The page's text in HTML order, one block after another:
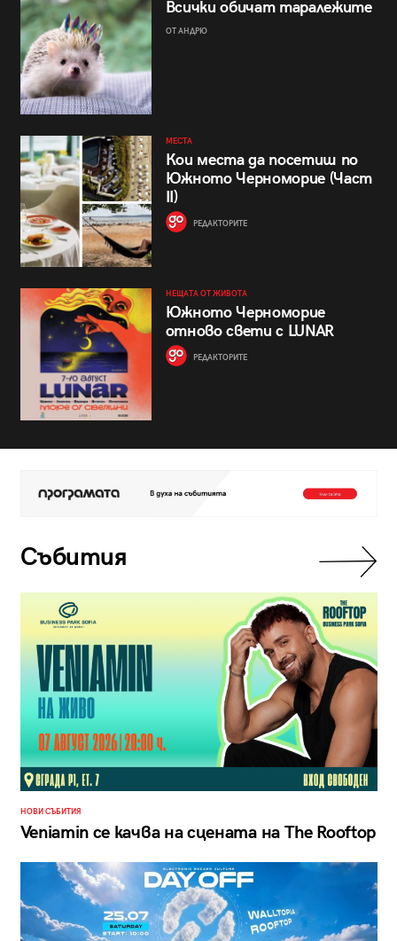
Всички обичат таралежите
ОТ АНДРЮ
МЕСТА
Кои места да посетиш по
Южното Черноморие (Част
II)
РЕДАКТОРИТЕ
НЕЩАТА ОТ ЖИВОТА
Южното Черноморие
отново свети с LUNAR
РЕДАКТОРИТЕ
Събития
НОВИ СЪБИТИЯ
Veniamin се качва на сцената на The Rooftop